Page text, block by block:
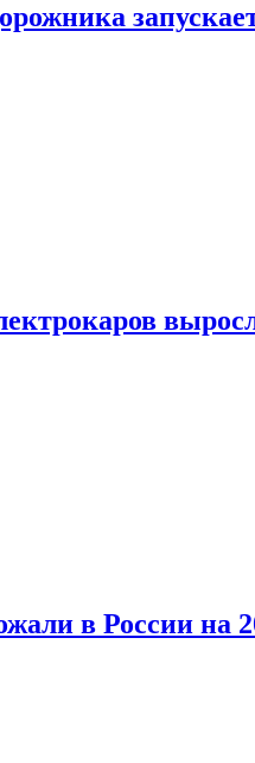
в России на